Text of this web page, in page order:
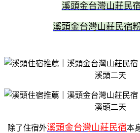
溪頭金台灣山莊民
溪頭金台灣山莊民宿
除了住宿外溪頭金台灣山莊民宿本